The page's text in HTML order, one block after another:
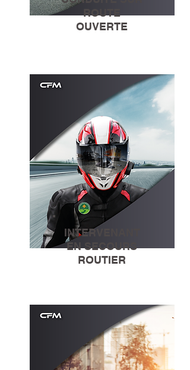
ROUTE
OUVERTE
INTERVENANT
EN SECOURS
ROUTIER